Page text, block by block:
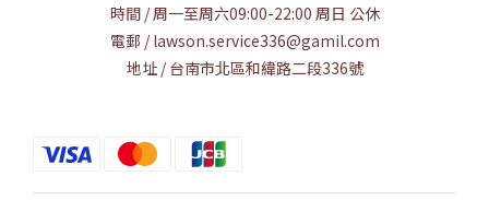
時間 / 周一至周六09:00-22:00 周日 公休
電郵 / lawson.service336@gamil.com
地址 / 台南市北區和緯路二段336號